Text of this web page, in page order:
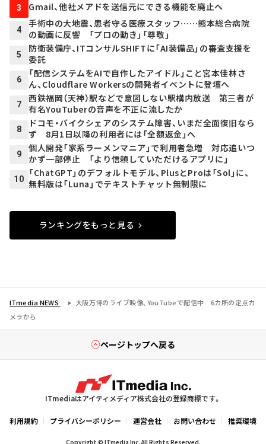
3 Gmail、他社メアドを送信元にできる機能を廃止へ
4
手術中の大地震、患者守る医療スタッフ……熊本総合病院
の動画に反響 「プロの動き」「尊敬」
5
防衛装備庁、ITコンサルSHIFTに「AI装備品」の審査支援を
委託
6
「配信システムをAIで自作したアイドル」こと宮本佳林さ
ん、Cloudflare Workersの開発者イベントに登壇へ
7
西鉄福岡（天神）駅などで意図しない駅構内放送 第三者が
有名YouTuberの音声を不正に流したか
8
ドコモ・バイクシェアのシステム障害、いまだ全面復旧なら
ず 8月1日以降の利用者には「全額返金」へ
9
個人開発「家系ラーメンマニア」で利用者急増 対応追いつ
かず一部停止 「より信頼していただけるアプリに」
10
「ChatGPT」のデフォルトモデル、PlusとProは「Sol」に、
無料版は「Luna」でテキストチャット無制限に
ランキングをもっと見る
ITmedia NEWS
大阪万博のライブ映像、YouTubeで配信中 6カ所の定点カ
メラから
ページトップへ戻る
ITmediaはアイティメディア株式会社の登録商標です。
利用規約 プライバシーポリシー 運営会社 お問い合わせ 推奨環境
Copyright © ITmedia Inc. All Rights Reserved.